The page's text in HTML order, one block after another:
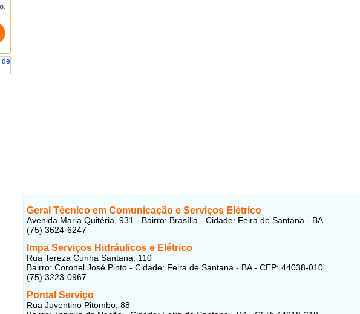
Geral Técnico em Comunicação e Serviços Elétrico
Avenida Maria Quitéria, 931 - Bairro: Brasília - Cidade: Feira de Santana - BA
(75) 3624-6247
Impa Serviços Hidráulicos e Elétrico
Rua Tereza Cunha Santana, 110
Bairro: Coronel José Pinto - Cidade: Feira de Santana - BA - CEP: 44038-010
(75) 3223-0967
Pontal Serviço
Rua Juventino Pitombo, 88